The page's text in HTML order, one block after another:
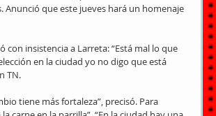
que este jueves hará un homenaje
insistencia a Larreta: “Está mal lo que
en la ciudad yo no digo que está
TN.
tiene más fortaleza”, precisó. Para